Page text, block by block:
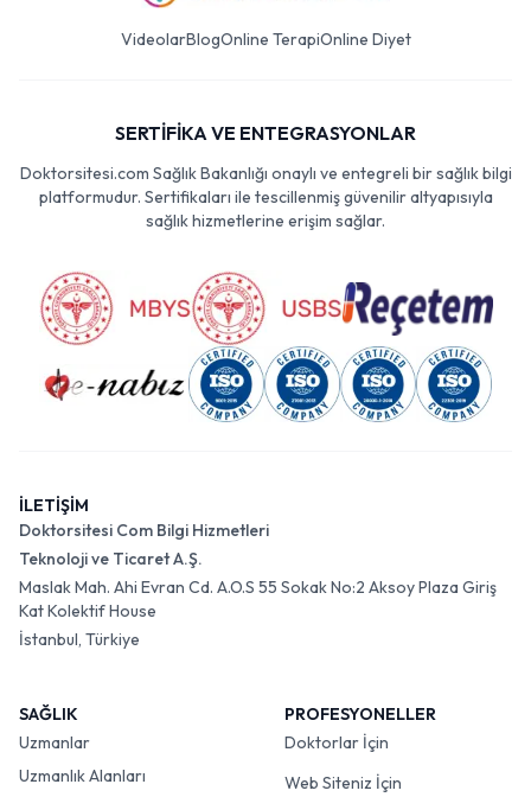
VideolarBlogOnline TerapiOnline Diyet
SERTİFİKA VE ENTEGRASYONLAR
Doktorsitesi.com Sağlık Bakanlığı onaylı ve entegreli bir sağlık bilgi
platformudur. Sertifikaları ile tescillenmiş güvenilir altyapısıyla
sağlık hizmetlerine erişim sağlar.
İLETİŞİM
Doktorsitesi Com Bilgi Hizmetleri
Teknoloji ve Ticaret A.Ş.
Maslak Mah. Ahi Evran Cd. A.O.S 55 Sokak No:2 Aksoy Plaza Giriş
Kat Kolektif House
İstanbul, Türkiye
SAĞLIK
Uzmanlar
Uzmanlık Alanları
PROFESYONELLER
Doktorlar İçin
Web Siteniz İçin